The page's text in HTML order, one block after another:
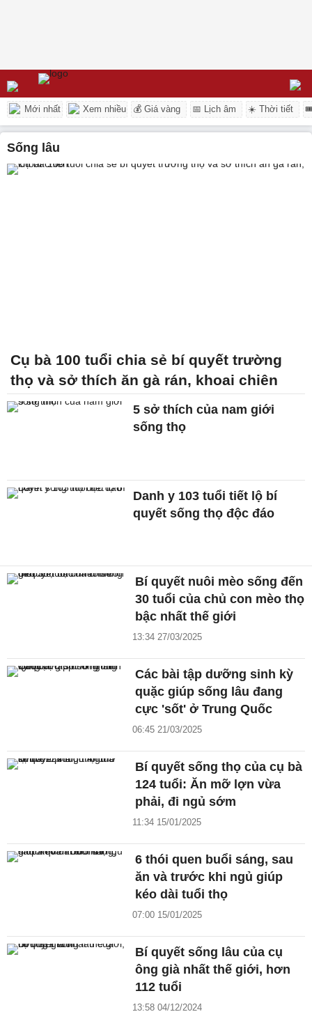
Mới nhất Xem nhiều 💰 Giá vàng 📅 Lịch âm ☀️ Thời tiết
sống lâu
Cụ bà 100 tuổi chia sẻ bí quyết trường
thọ và sở thích ăn gà rán, khoai chiên
5 sở thích của nam giới
sống thọ
Danh y 103 tuổi tiết lộ bí
quyết sống thọ độc đáo
Bí quyết nuôi mèo sống đến
30 tuổi của chủ con mèo thọ
bậc nhất thế giới
13:34 27/03/2025
Các bài tập dưỡng sinh kỳ
quặc giúp sống lâu đang
cực 'sốt' ở Trung Quốc
06:45 21/03/2025
Bí quyết sống thọ của cụ bà
124 tuổi: Ăn mỡ lợn vừa
phải, đi ngủ sớm
11:34 15/01/2025
6 thói quen buổi sáng, sau
ăn và trước khi ngủ giúp
kéo dài tuổi thọ
07:00 15/01/2025
Bí quyết sống lâu của cụ
ông già nhất thế giới, hơn
112 tuổi
13:58 04/12/2024